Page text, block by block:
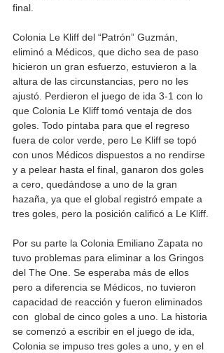
final.
Colonia Le Kliff del “Patrón” Guzmán,
eliminó a Médicos, que dicho sea de paso
hicieron un gran esfuerzo, estuvieron a la
altura de las circunstancias, pero no les
ajustó. Perdieron el juego de ida 3-1 con lo
que Colonia Le Kliff tomó ventaja de dos
goles. Todo pintaba para que el regreso
fuera de color verde, pero Le Kliff se topó
con unos Médicos dispuestos a no rendirse
y a pelear hasta el final, ganaron dos goles
a cero, quedándose a uno de la gran
hazaña, ya que el global registró empate a
tres goles, pero la posición calificó a Le Kliff.
Por su parte la Colonia Emiliano Zapata no
tuvo problemas para eliminar a los Gringos
del The One. Se esperaba más de ellos
pero a diferencia se Médicos, no tuvieron
capacidad de reacción y fueron eliminados
con  global de cinco goles a uno. La historia
se comenzó a escribir en el juego de ida,
Colonia se impuso tres goles a uno, y en el